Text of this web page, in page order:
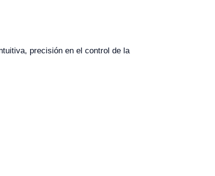
precisión en el control de la